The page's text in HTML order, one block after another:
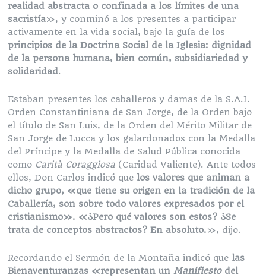
realidad abstracta o confinada a los límites de una
sacristía», y conminó a los presentes a participar
activamente en la vida social, bajo la guía de los
principios de la Doctrina Social de la Iglesia: dignidad
de la persona humana, bien común, subsidiariedad y
solidaridad.
Estaban presentes los caballeros y damas de la S.A.I.
Orden Constantiniana de San Jorge, de la Orden bajo
el título de San Luis, de la Orden del Mérito Militar de
San Jorge de Lucca y los galardonados con la Medalla
del Príncipe y la Medalla de Salud Pública conocida
como Carità Coraggiosa (Caridad Valiente). Ante todos
ellos, Don Carlos indicó que los valores que animan a
dicho grupo, «que tiene su origen en la tradición de la
Caballería, son sobre todo valores expresados por el
cristianismo». «¿Pero qué valores son estos? ¿Se
trata de conceptos abstractos? En absoluto.», dijo.
Recordando el Sermón de la Montaña indicó que las
Bienaventuranzas «representan unManifiestodel